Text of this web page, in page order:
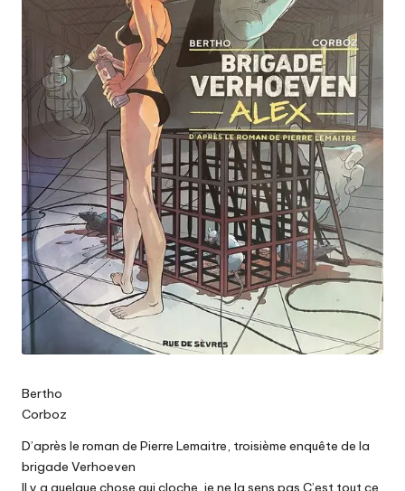
Bertho
Corboz
D’après le roman de Pierre Lemaitre, troisième enquête de la
brigade Verhoeven
Il y a quelque chose qui cloche, je ne la sens pas.C’est tout ce